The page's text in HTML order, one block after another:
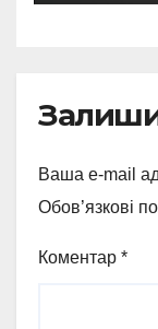
Ваша e-mail
Обов’язкові
Коментар *